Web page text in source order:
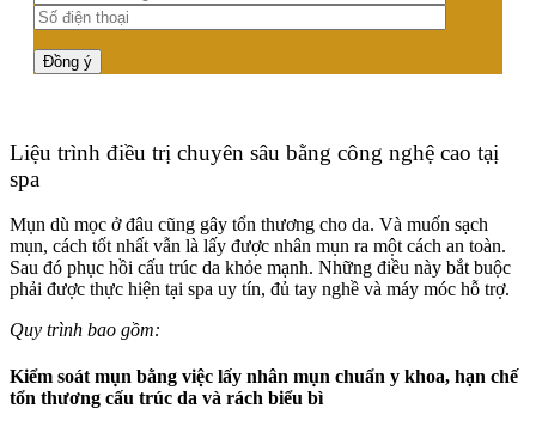
Liệu trình điều trị chuyên sâu bằng công nghệ cao tạị
spa
Mụn dù mọc ở đâu cũng gây tổn thương cho da. Và muốn sạch
mụn, cách tốt nhất vẫn là lấy được nhân mụn ra một cách an toàn.
Sau đó phục hồi cấu trúc da khỏe mạnh. Những điều này bắt buộc
phải được thực hiện tại spa uy tín, đủ tay nghề và máy móc hỗ trợ.
Quy trình bao gồm:
Kiểm soát mụn bằng việc lấy nhân mụn chuẩn y khoa, hạn chế
tổn thương cấu trúc da và rách biểu bì